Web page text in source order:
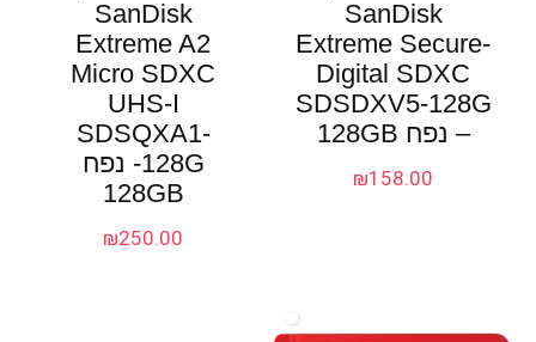
SanDisk
Extreme Secure-
Digital SDXC
SDSDXV5-128G
– נפח 128GB
₪158.00
SanDisk
Extreme A2
Micro SDXC
UHS-I
SDSQXA1-
128G- נפח
128GB
₪250.00